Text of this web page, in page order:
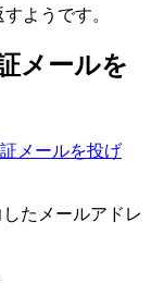
ようです。
メールを
メールを投げ
たメールアドレ